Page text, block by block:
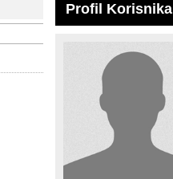
Profil Korisnika